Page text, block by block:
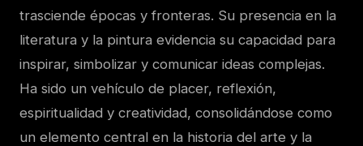
trasciende épocas y fronteras. Su presencia en la
literatura y la pintura evidencia su capacidad para
inspirar, simbolizar y comunicar ideas complejas.
Ha sido un vehículo de placer, reflexión,
espiritualidad y creatividad, consolidándose como
un elemento central en la historia del arte y la